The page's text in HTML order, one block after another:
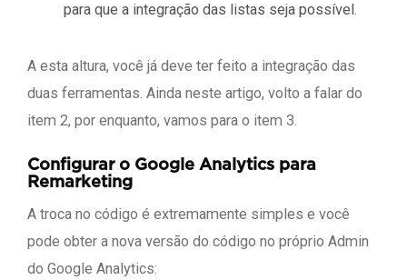
para que a integração das listas seja possível.
A esta altura, você já deve ter feito a integração das
duas ferramentas. Ainda neste artigo, volto a falar do
item 2, por enquanto, vamos para o item 3.
Configurar o Google Analytics para
Remarketing
A troca no código é extremamente simples e você
pode obter a nova versão do código no próprio Admin
do Google Analytics: